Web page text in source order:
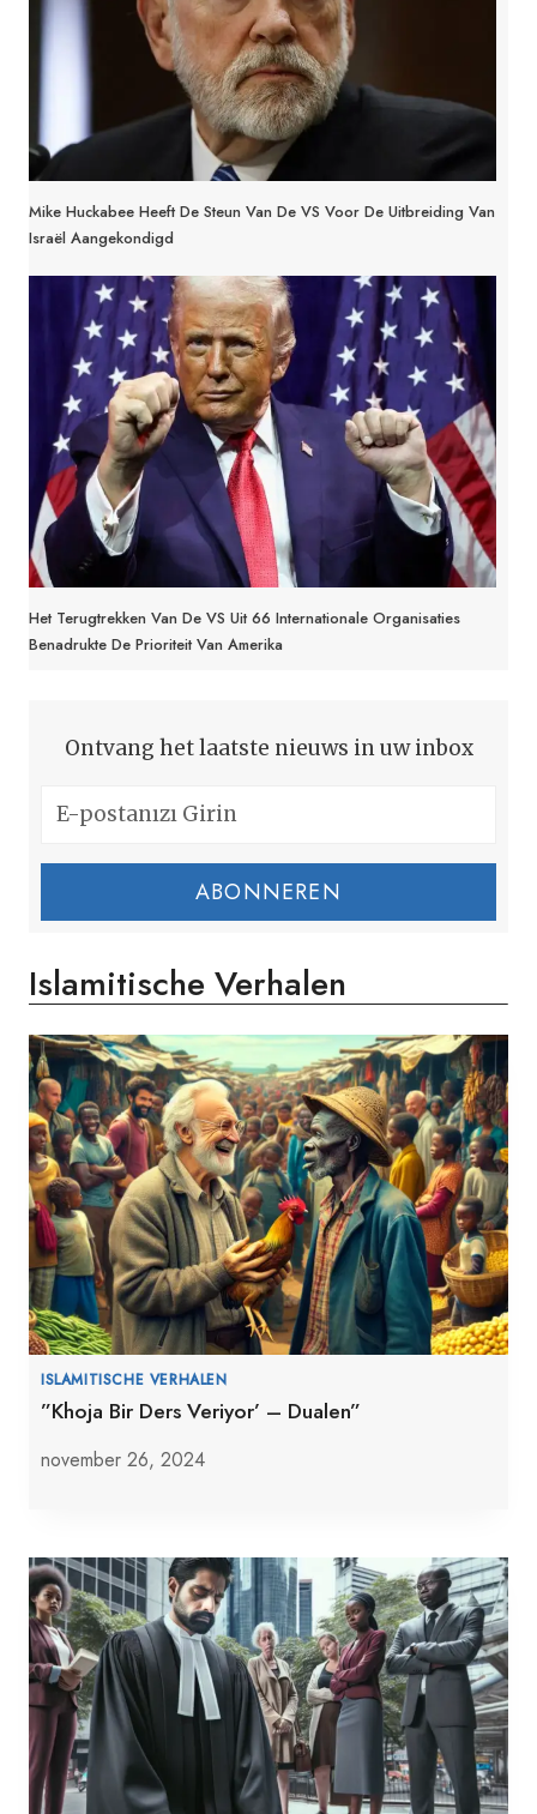
Mike Huckabee Heeft De Steun Van De VS Voor De Uitbreiding Van
Israël Aangekondigd
Het Terugtrekken Van De VS Uit 66 Internationale Organisaties
Benadrukte De Prioriteit Van Amerika
Ontvang het laatste nieuws in uw inbox
ABONNEREN
Islamitische Verhalen
ISLAMITISCHE VERHALEN
”Khoja Bir Ders Veriyor’ – Dualen”
november 26, 2024